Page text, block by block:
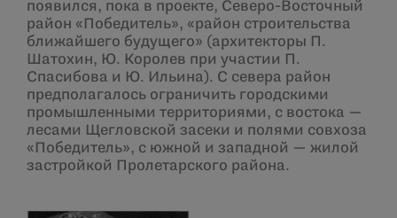
появился, пока в проекте, Северо-Восточный
район «Победитель», «район строительства
ближайшего будущего» (архитекторы П.
Шатохин, Ю. Королев при участии П.
Спасибова и Ю. Ильина). С севера район
предполагалось ограничить городскими
промышленными территориями, с востока —
лесами Щегловской засеки и полями совхоза
«Победитель», с южной и западной — жилой
застройкой Пролетарского района.